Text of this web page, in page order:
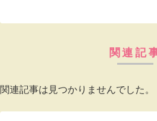
関連記
関連記事は見つかりませんでした。